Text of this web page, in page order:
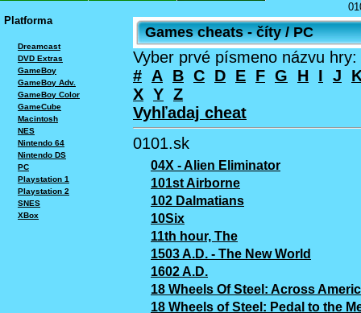
Platforma
Dreamcast
DVD Extras
GameBoy
GameBoy Adv.
GameBoy Color
GameCube
Macintosh
NES
Nintendo 64
Nintendo DS
PC
Playstation 1
Playstation 2
SNES
XBox
Games cheats - číty / PC
Vyber prvé písmeno názvu hry:
# A B C D E F G H I J
X Y Z
Vyhľadaj cheat
0101.sk
04X - Alien Eliminator
101st Airborne
102 Dalmatians
10Six
11th hour, The
1503 A.D. - The New World
1602 A.D.
18 Wheels Of Steel: Across
18 Wheels of Steel: Pedal to the